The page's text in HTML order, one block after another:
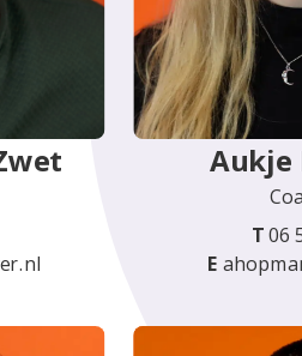
Aukje
T06
E